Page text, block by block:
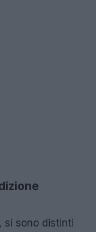
si sono distinti